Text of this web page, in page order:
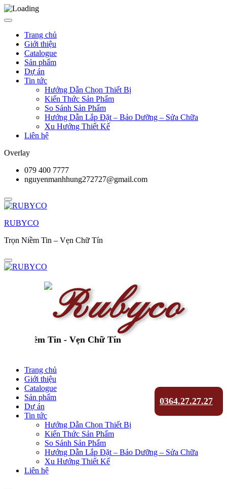
Trang chủ
Giới thiệu
Catalogue
Sản phẩm
Dự án
Tin tức
Hướng Dẫn Chọn Thiết Bị
Kiến Thức Sản Phẩm
So Sánh Sản Phẩm
Hướng Dẫn Lắp Đặt – Bảo Dưỡng – Sửa Chữa
Xu Hướng Thiết Kế
Liên hệ
Overlay
079 400 7777
nguyenmanhhung272727@gmail.com
RUBYCO
Trọn Niềm Tin – Vẹn Chữ Tín
Niềm Tin - Vẹn Chữ Tín
0364.27.27.27
Trang chủ
Giới thiệu
Catalogue
Sản phẩm
Dự án
Tin tức
Hướng Dẫn Chọn Thiết Bị
Kiến Thức Sản Phẩm
So Sánh Sản Phẩm
Hướng Dẫn Lắp Đặt – Bảo Dưỡng – Sửa Chữa
Xu Hướng Thiết Kế
Liên hệ